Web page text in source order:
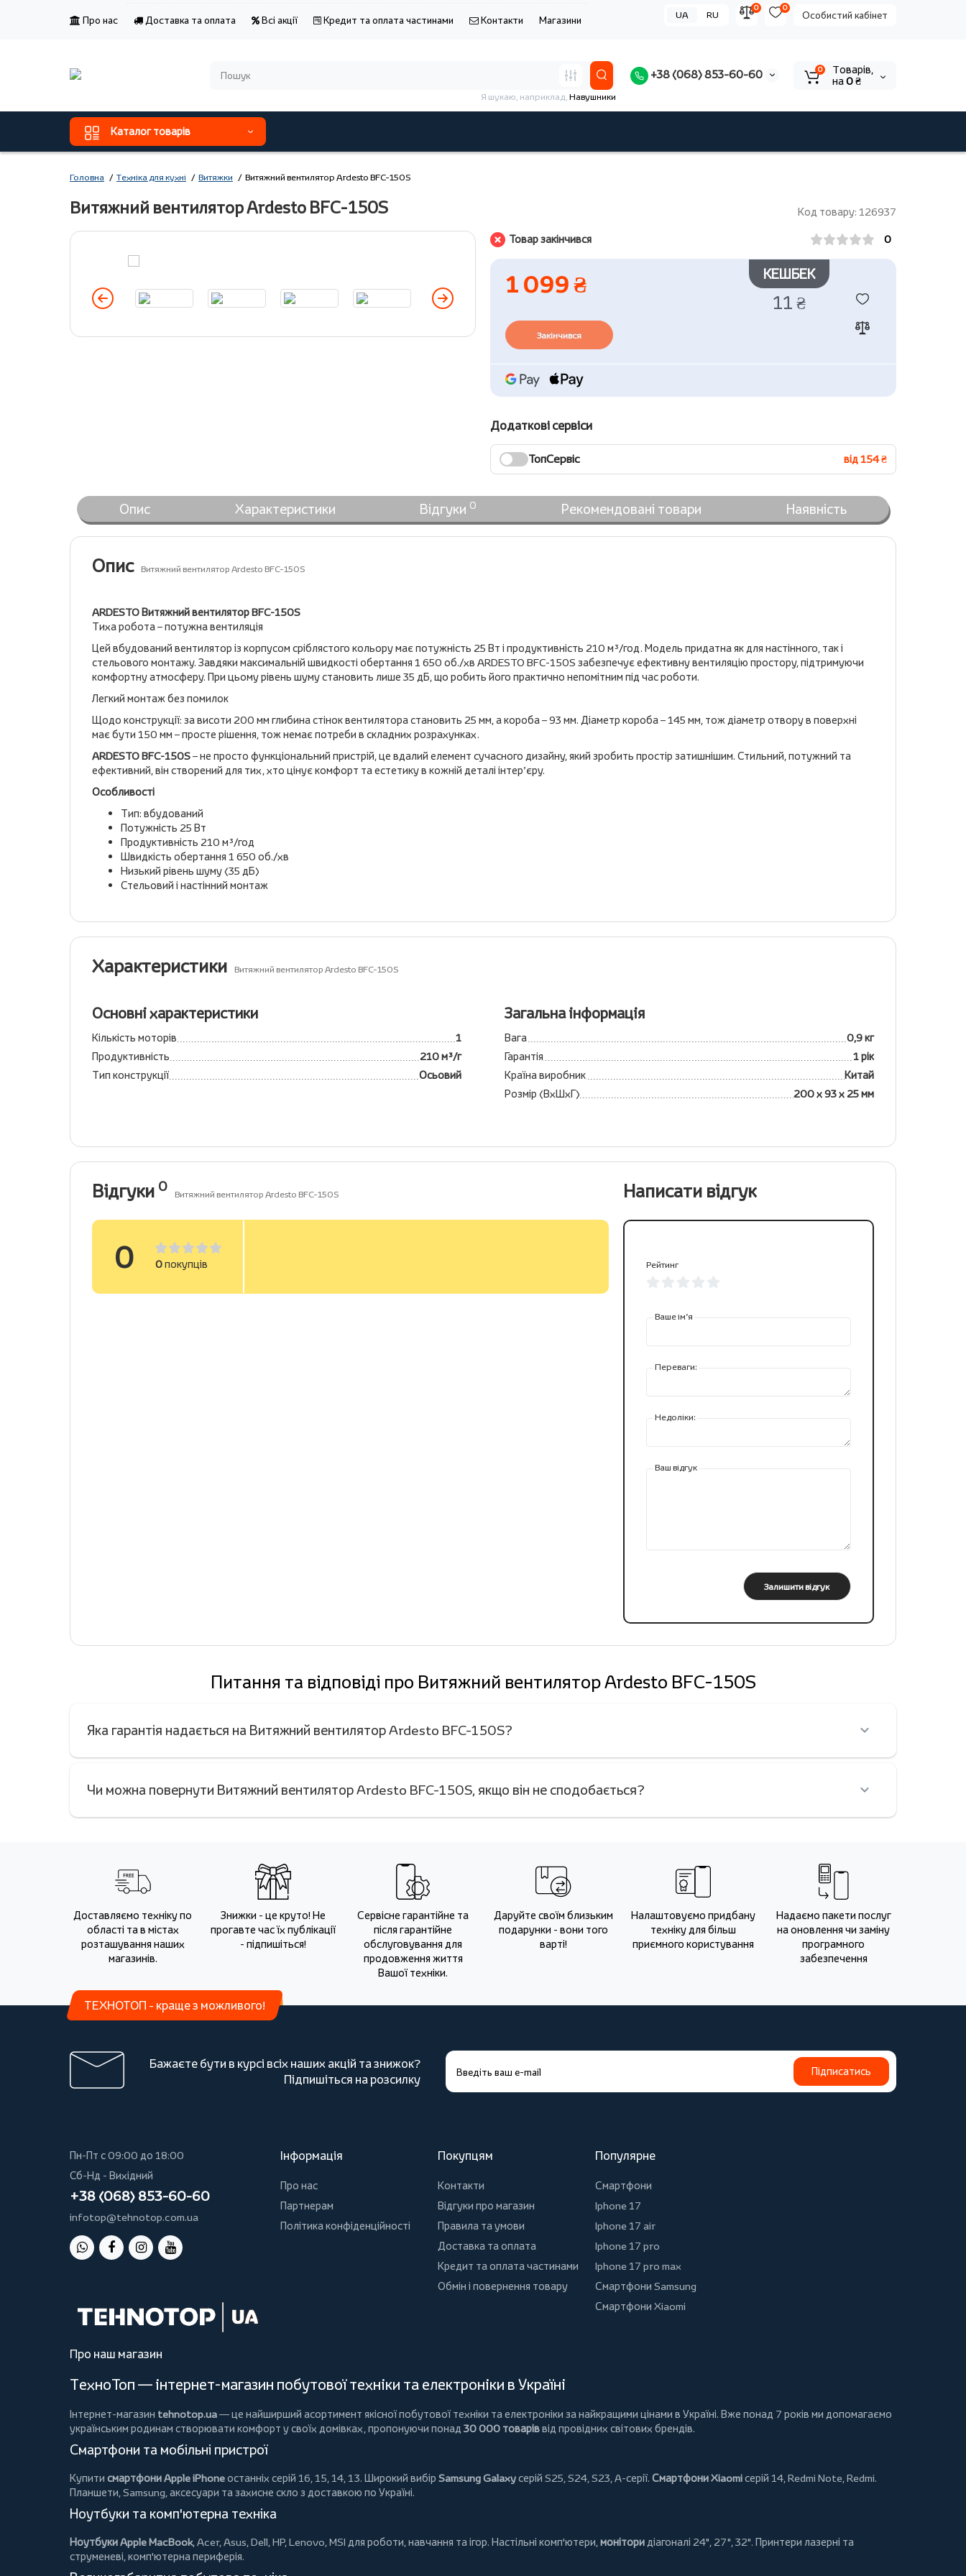
Про нас Доставка та оплата Всі акції Кредит та оплата частинами Контакти Магазини Особистий кабінет
0
0
UA RU
+38 (068) 853-60-60
Я шукаю, наприклад,Навушники
0
Tоварів,
на0 ₴
Каталог товарів
Головна Техніка для кухні Витяжки Витяжний вентилятор Ardesto BFC-150S
Код товару: 126937
Витяжний вентилятор Ardesto BFC-150S
Товар закінчився 0
1 099 ₴ КЕШБЕК
11 ₴
Закінчився
Додаткові сервіси
ТопСервіс від 154 ₴
Опис Характеристики Відгуки 0 Рекомендовані товари Наявність
Опис Витяжний вентилятор Ardesto BFC-150S
ARDESTO Витяжний вентилятор BFC-150S
Тиха робота – потужна вентиляція
Цей вбудований вентилятор із корпусом сріблястого кольору має потужність 25 Вт і продуктивність 210 м³/год. Модель придатна як для настінного, так і
стельового монтажу. Завдяки максимальній швидкості обертання 1 650 об./хв ARDESTO BFC-150S забезпечує ефективну вентиляцію простору, підтримуючи
комфортну атмосферу. При цьому рівень шуму становить лише 35 дБ, що робить його практично непомітним під час роботи.
Легкий монтаж без помилок
Щодо конструкції: за висоти 200 мм глибина стінок вентилятора становить 25 мм, а короба – 93 мм. Діаметр короба – 145 мм, тож діаметр отвору в поверхні
має бути 150 мм – просте рішення, тож немає потреби в складних розрахунках.
ARDESTO BFC-150S– не просто функціональний пристрій, це вдалий елемент сучасного дизайну, який зробить простір затишнішим. Стильний, потужний та
ефективний, він створений для тих, хто цінує комфорт та естетику в кожній деталі інтер’єру.
Особливості
Тип: вбудований
Потужність 25 Вт
Продуктивність 210 м³/год
Швидкість обертання 1 650 об./хв
Низький рівень шуму (35 дБ)
Стельовий і настінний монтаж
Характеристики Витяжний вентилятор Ardesto BFC-150S
Основні характеристики
Кількість моторів
1
Продуктивність
210 м³/г
Тип конструкції
Осьовий
Загальна інформація
Вага
0,9 кг
Гарантія
1 рік
Країна виробник
Китай
Розмір (ВхШхГ)
200 х 93 х 25 мм
Відгуки 0 Витяжний вентилятор Ardesto BFC-150S
0 0покупців
Написати відгук
Рейтинг
Ваше ім’я
Переваги:
Недоліки:
Ваш відгук
Залишити відгук
Питання та відповіді про Витяжний вентилятор Ardesto BFC-150S
Яка гарантія надається на Витяжний вентилятор Ardesto BFC-150S?
Чи можна повернути Витяжний вентилятор Ardesto BFC-150S, якщо він не сподобається?
Доставляємо техніку по
області та в містах
розташування наших
магазинів.
Знижки - це круто! Не
прогавте час їх публікації
- підпишіться!
Сервісне гарантійне та
після гарантійне
обслуговування для
продовження життя
Вашої техніки.
Даруйте своїм близьким
подарунки - вони того
варті!
Налаштовуємо придбану
техніку для більш
приємного користування
Надаємо пакети послуг
на оновлення чи заміну
програмного
забезпечення
ТЕХНОТОП - краще з можливого!
Бажаєте бути в курсі всіх наших акцій та знижок?
Підпишіться на розсилку
Підписатись
Пн-Пт с 09:00 до 18:00
Сб-Нд - Вихідний
+38 (068) 853-60-60
infotop@tehnotop.com.ua
Інформація
Про нас
Партнерам
Політика конфіденційності
Покупцям
Контакти
Відгуки про магазин
Правила та умови
Доставка та оплата
Кредит та оплата частинами
Обмін і повернення товару
Популярне
Смартфони
Iphone 17
Iphone 17 air
Iphone 17 pro
Iphone 17 pro max
Смартфони Samsung
Смартфони Xiaomi
Про наш магазин
ТехноТоп — інтернет-магазин побутової техніки та електроніки в Україні
Інтернет-магазин tehnotop.ua— це найширший асортимент якісної побутової техніки та електроніки за найкращими цінами в Україні. Вже понад 7 років ми допомагаємо
українським родинам створювати комфорт у своїх домівках, пропонуючи понад 30 000 товаріввід провідних світових брендів.
Смартфони та мобільні пристрої
Купити смартфони Apple iPhoneостанніх серій 16, 15, 14, 13. Широкий вибір Samsung Galaxyсерій S25, S24, S23, A-серії. Смартфони Xiaomiсерій 14, Redmi Note, Redmi.
Планшети, Samsung, аксесуари тазахисне скло з доставкою по Україні.
Ноутбуки та комп'ютерна техніка
Ноутбуки Apple MacBook,Acer,Asus,Dell,HP,Lenovo,MSI для роботи, навчання та ігор. Настільні комп'ютери,моніторидіагоналі 24", 27", 32". Принтери лазерні та
струменеві, комп'ютерна периферія.